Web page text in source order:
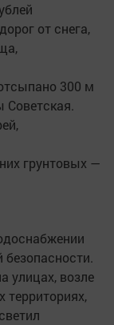
от снега,
300 м
грунтовых —
улицах, возле
территориях,